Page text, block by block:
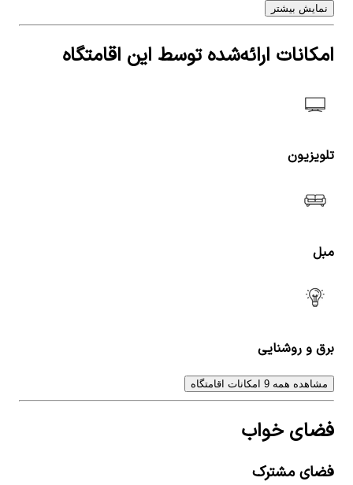
نمایش بیشتر
امکانات ارائه‌شده توسط این اقامتگاه
تلویزیون
مبل
برق و روشنایی
مشاهده همه 9 امکانات اقامتگاه
فضای خواب
فضای مشترک